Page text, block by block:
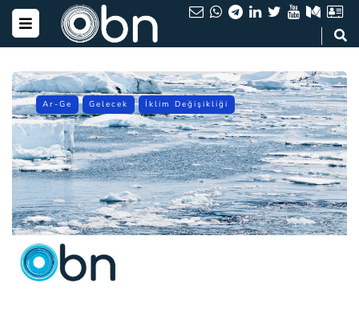
Ar-Ge Gelecek İklim Değişikliği